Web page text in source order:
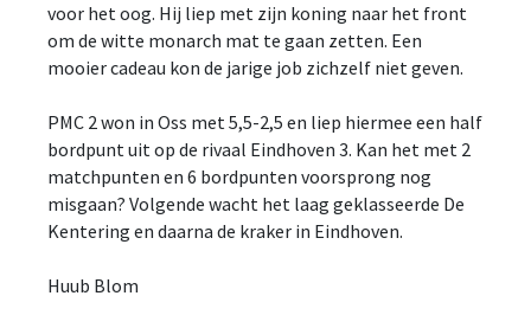
voor het oog. Hij liep met zijn koning naar het front
om de witte monarch mat te gaan zetten. Een
mooier cadeau kon de jarige job zichzelf niet geven.
PMC 2 won in Oss met 5,5-2,5 en liep hiermee een half
bordpunt uit op de rivaal Eindhoven 3. Kan het met 2
matchpunten en 6 bordpunten voorsprong nog
misgaan? Volgende wacht het laag geklasseerde De
Kentering en daarna de kraker in Eindhoven.
Huub Blom